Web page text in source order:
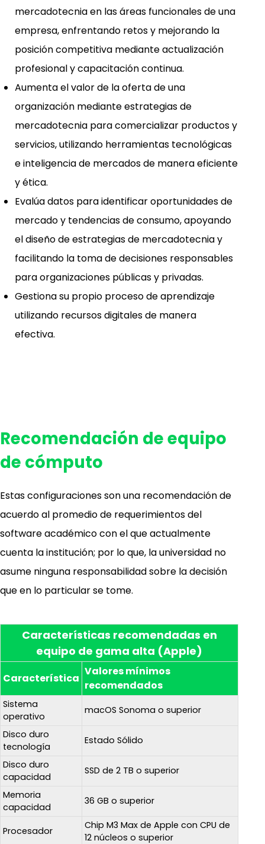
mercadotecnia en las áreas funcionales de una
empresa, enfrentando retos y mejorando la
posición competitiva mediante actualización
profesional y capacitación continua.
Aumenta el valor de la oferta de una
organización mediante estrategias de
mercadotecnia para comercializar productos y
servicios, utilizando herramientas tecnológicas
e inteligencia de mercados de manera eficiente
y ética.
Evalúa datos para identificar oportunidades de
mercado y tendencias de consumo, apoyando
el diseño de estrategias de mercadotecnia y
facilitando la toma de decisiones responsables
para organizaciones públicas y privadas.
Gestiona su propio proceso de aprendizaje
utilizando recursos digitales de manera
efectiva.
Recomendación de equipo
de cómputo
Estas configuraciones son una recomendación de
acuerdo al promedio de requerimientos del
software académico con el que actualmente
cuenta la institución; por lo que, la universidad no
asume ninguna responsabilidad sobre la decisión
que en lo particular se tome.
Características recomendadas en
equipo de gama alta (Apple)
Característica
Valores mínimos
recomendados
Sistema
operativo
macOS Sonoma o superior
Disco duro
tecnología
Estado Sólido
Disco duro
capacidad
SSD de 2 TB o superior
Memoria
capacidad
36 GB o superior
Procesador
Chip M3 Max de Apple con CPU de
12 núcleos o superior